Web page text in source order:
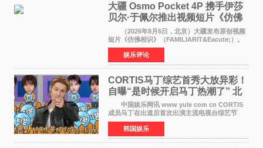
大疆 Osmo Pocket 4P 携手伊莎
贝尔·于佩尔推出视频短片《仿佛
相识》
（2026年8月6日，北京）大疆发布原创视频
短片《仿佛相识》（FAMILIARIT&Eacute;）。
视频短片由戛纳国际电影节最佳女演员伊莎贝尔·
于佩尔（Isabelle Huppert）主演，全程使用大
疆首款双主摄口
娱乐评论
CORTIS马丁综艺首秀大放异彩！
自曝“是时候开启马丁热潮了” 北
美巡演火热进行中
中国娱乐网讯 www yule com cn CORTIS
成员马丁在出道后首次出演主流电视台综艺节
目，展现了多才多艺的魅力。 马丁出演了5日
播出的MBC《Radio Star》Fashion与Passion
之间，I&lsquo;m
韩国娱乐